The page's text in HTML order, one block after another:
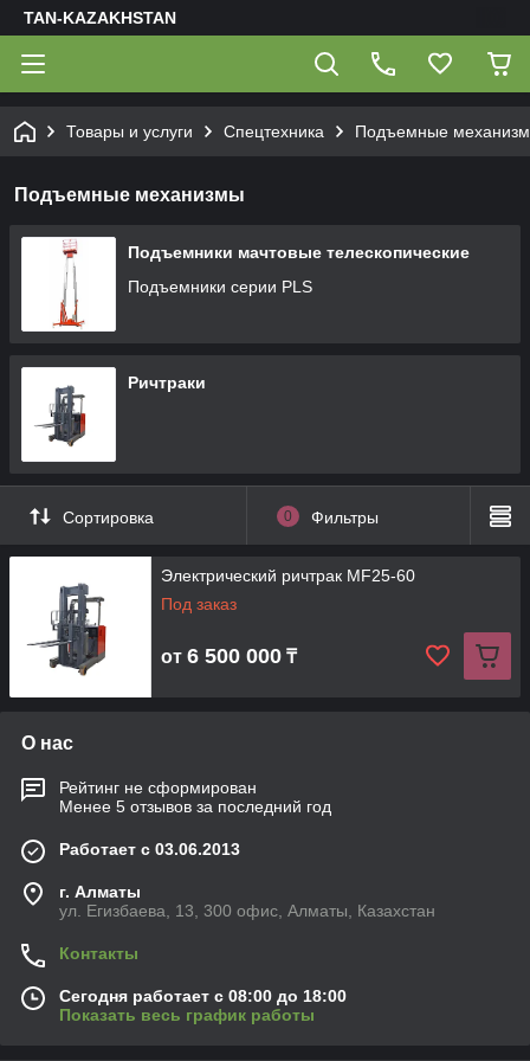
TAN-KAZAKHSTAN
Товары и услуги Спецтехника Подъемные
Подъемные механизмы
Подъемники мачтовые телескопические
Подъемники серии PLS
Ричтраки
Сортировка 0 Фильтры
Электрический ричтрак MF25-60
Под заказ
от 6 500 000 ₸
О нас
Рейтинг не сформирован
Менее 5 отзывов за последний год
Работает с 03.06.2013
г. Алматы
ул. Егизбаева, 13, 300 офис, Алматы, Казахстан
Контакты
Сегодня работает с 08:00 до 18:00
Показать весь график работы